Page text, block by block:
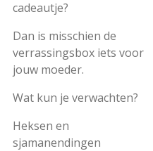
cadeautje?
Dan is misschien de
verrassingsbox iets voor
jouw moeder.
Wat kun je verwachten?
Heksen en
sjamanendingen